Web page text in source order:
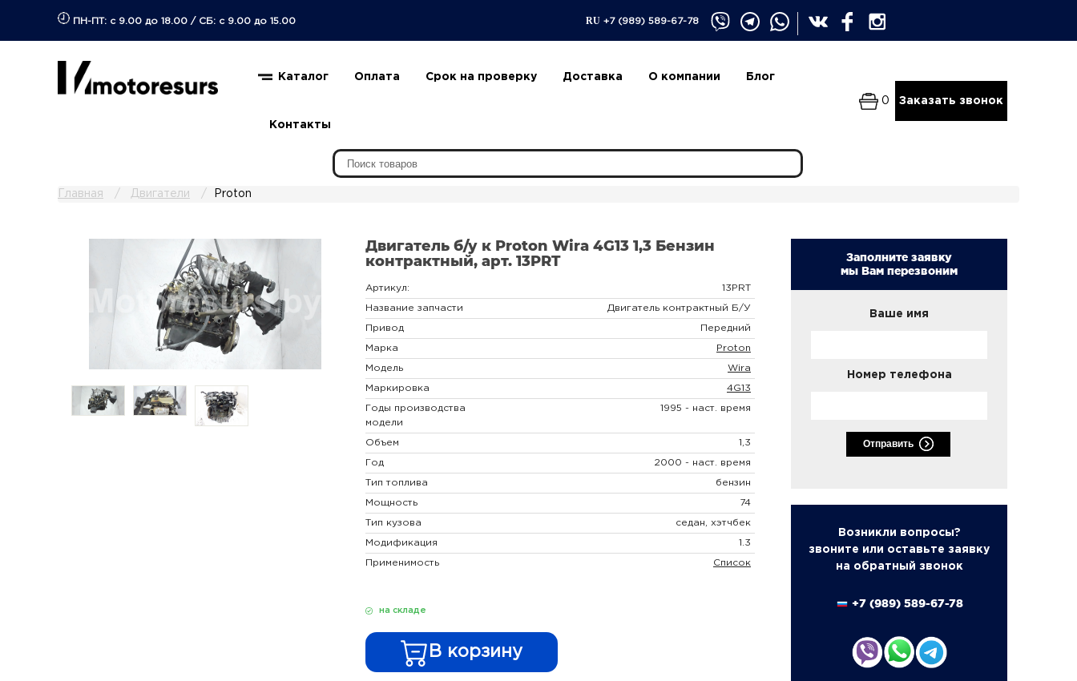
ПН-ПТ: с 9.00 до 18.00 / СБ: с 9.00 до 15.00 RU +7 (989) 589-67-78
Каталог Оплата Срок на проверку Доставка О компании Блог
Контакты
0 Заказать звонок
Главная Двигатели Proton
Двигатель б/у к Proton Wira 4G13 1,3 Бензин
контрактный, арт. 13PRT
Артикул: 13PRT
Название запчасти Двигатель контрактный Б/У
Привод Передний
Марка Proton
Модель Wira
Маркировка 4G13
Годы производства
модели
1995 - наст. время
Объем 1,3
Год 2000 - наст. время
Тип топлива бензин
Мощность 74
Тип кузова седан, хэтчбек
Модификация 1.3
Применимость Список
на складе
В корзину
Заполните заявку
мы Вам перезвоним
Ваше имя
Номер телефона
Отправить
Возникли вопросы?
звоните или оставьте заявку
на обратный звонок
+7 (989) 589-67-78